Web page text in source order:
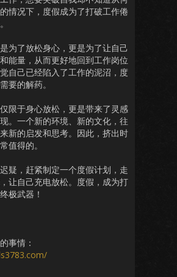
情况下，度假成为了打破工作倦
为了放松身心，更是为了让自己
能量，从而更好地回到工作岗位
自己已经陷入了工作的泥沼，度
要的解药。
限于身心放松，更是带来了灵感
。一个新的环境、新的文化，往
新的启发和思考。因此，挤出时
值得的。
疑，赶紧制定一个度假计划，走
让自己充电放松。度假，成为打
极武器！
事情：